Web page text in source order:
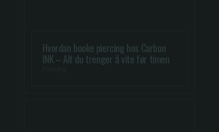
Hvordan booke piercing hos Carbon
INK – Alt du trenger å vite før timen